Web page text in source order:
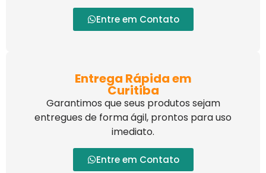
Entre em Contato
Entrega Rápida em
Curitiba
Garantimos que seus produtos sejam
entregues de forma ágil, prontos para uso
imediato.
Entre em Contato